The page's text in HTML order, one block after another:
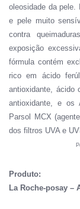
oleosidade da pele.
e pele muito
contra
exposição
fórmula contém
rico em ácido
antioxidante, ácido
antioxidante, e os
Parsol MCX
dos filtros UVA e
Produto:
La Roche-posay –